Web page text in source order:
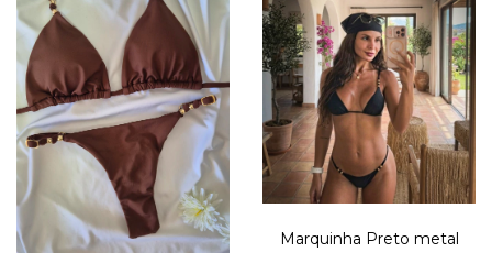
Marquinha Preto metal